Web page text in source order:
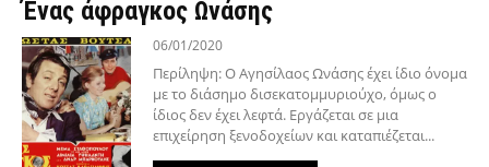
Ένας άφραγκος Ωνάσης
06/01/2020
Περίληψη: Ο Αγησίλαος Ωνάσης έχει ίδιο όνομα
με το διάσημο δισεκατομμυριούχο, όμως ο
ίδιος δεν έχει λεφτά. Εργάζεται σε μια
επιχείρηση ξενοδοχείων και καταπιέζεται...